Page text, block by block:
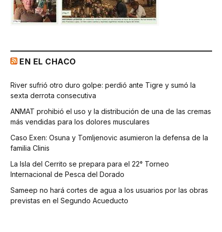
EN EL CHACO
River sufrió otro duro golpe: perdió ante Tigre y sumó la
sexta derrota consecutiva
ANMAT prohibió el uso y la distribución de una de las cremas
más vendidas para los dolores musculares
Caso Exen: Osuna y Tomljenovic asumieron la defensa de la
familia Clinis
La Isla del Cerrito se prepara para el 22° Torneo
Internacional de Pesca del Dorado
Sameep no hará cortes de agua a los usuarios por las obras
previstas en el Segundo Acueducto